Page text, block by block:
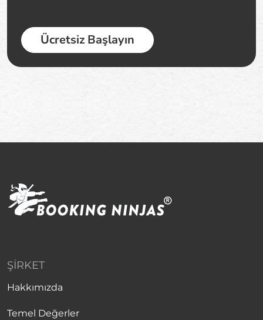
Ücretsiz Başlayın
ŞIRKET
Hakkımızda
Temel Değerler